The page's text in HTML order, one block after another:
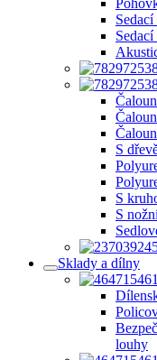
S
S
S
Sklady a dílny
louhy